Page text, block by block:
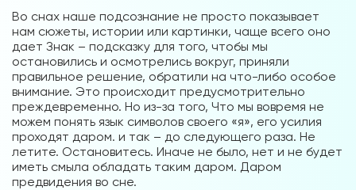
Во снах наше подсознание не просто показывает
нам сюжеты, истории или картинки, чаще всего оно
дает Знак – подсказку для того, чтобы мы
остановились и осмотрелись вокруг, приняли
правильное решение, обратили на что-либо особое
внимание. Это происходит предусмотрительно
преждевременно. Но из-за того, Что мы вовремя не
можем понять язык символов своего «я», его усилия
проходят даром. и так – до следующего раза. Не
летите. Остановитесь. Иначе не было, нет и не будет
иметь смыла обладать таким даром. Даром
предвидения во сне.